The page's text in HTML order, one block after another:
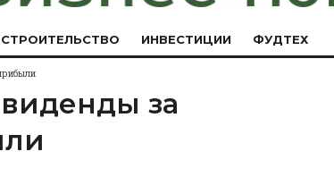
СТРОИТЕЛЬСТВО ИНВЕСТИЦИИ ФУДТЕХ
за